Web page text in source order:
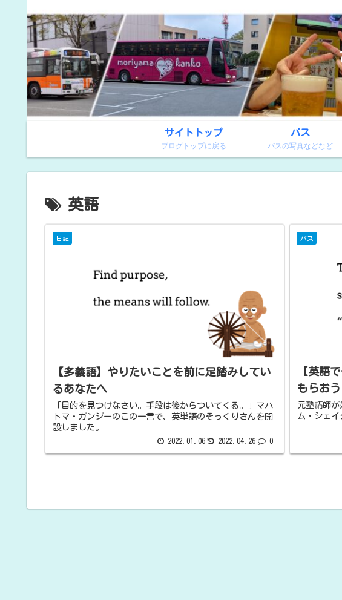
サイトトップ
ブログトップに戻る
バス
バスの写真などなど
英語
日記
【多義語】やりたいことを前に足踏みしてい
るあなたへ
「目的を見つけなさい。手段は後からついてくる。」マハ
トマ・ガンジーのこの一言で、英単語のそっくりさんを開
設しました。
2022.01.06 2022.04.26 0
バス
【英語
もらお
元塾講師
ム・シェイ